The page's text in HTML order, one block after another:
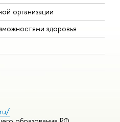
организации
здоровья